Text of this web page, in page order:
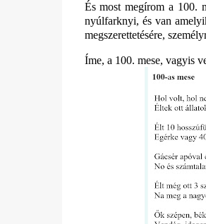
És most megírom a 100.
nyúlfarknyi, és van
megszerettetésére,
Íme, a 100. mese, vagyis